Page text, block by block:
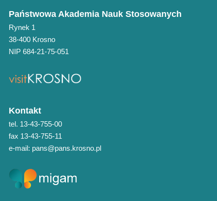
Państwowa Akademia Nauk Stosowanych
Rynek 1
38-400 Krosno
NIP 684-21-75-051
Kontakt
tel. 13-43-755-00
fax 13-43-755-11
e-mail: pans@pans.krosno.pl